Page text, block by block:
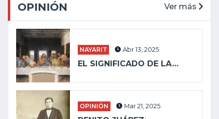
OPINIÓN Ver más
NAYARIT Abr 13, 2025
EL SIGNIFICADO DE LA…
OPINIÓN Mar 21, 2025